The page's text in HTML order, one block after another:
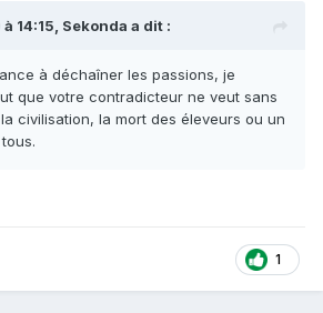
14:15, Sekonda a dit :
à déchaîner les passions, je
que votre contradicteur ne veut sans
civilisation, la mort des éleveurs ou un
1